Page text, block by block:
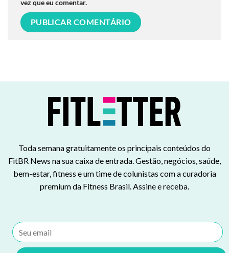
vez que eu comentar.
Toda semana gratuitamente os principais conteúdos do
FitBR News na sua caixa de entrada. Gestão, negócios, saúde,
bem-estar, fitness e um time de colunistas com a curadoria
premium da Fitness Brasil. Assine e receba.